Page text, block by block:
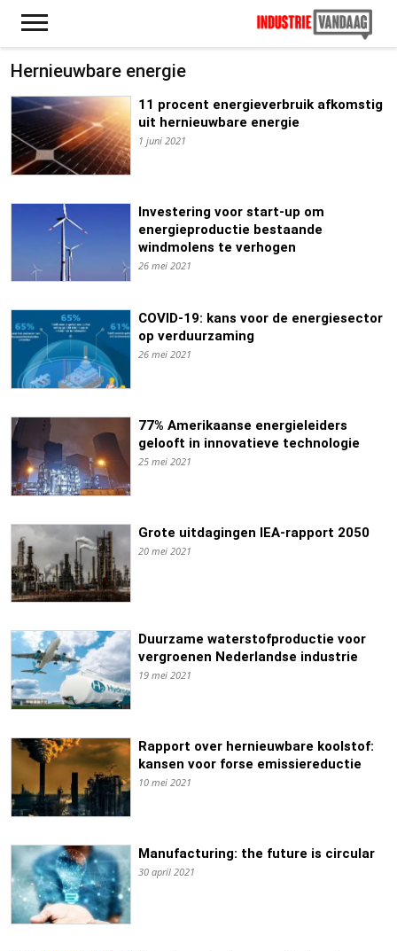
Hernieuwbare energie
11 procent energieverbruik afkomstig
uit hernieuwbare energie
1 juni 2021
Investering voor start-up om
energieproductie bestaande
windmolens te verhogen
26 mei 2021
COVID-19: kans voor de energiesector
op verduurzaming
26 mei 2021
77% Amerikaanse energieleiders
gelooft in innovatieve technologie
25 mei 2021
Grote uitdagingen IEA-rapport 2050
20 mei 2021
Duurzame waterstofproductie voor
vergroenen Nederlandse industrie
19 mei 2021
Rapport over hernieuwbare koolstof:
kansen voor forse emissiereductie
10 mei 2021
Manufacturing: the future is circular
30 april 2021